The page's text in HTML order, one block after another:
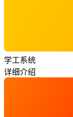
学工系统
详细介绍